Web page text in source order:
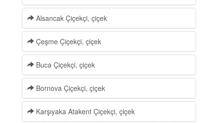
Alsancak Çiçekçi, çiçek
Çeşme Çiçekçi, çiçek
Buca Çiçekçi, çiçek
Bornova Çiçekçi, çiçek
Karşıyaka Atakent Çiçekçi, çiçek